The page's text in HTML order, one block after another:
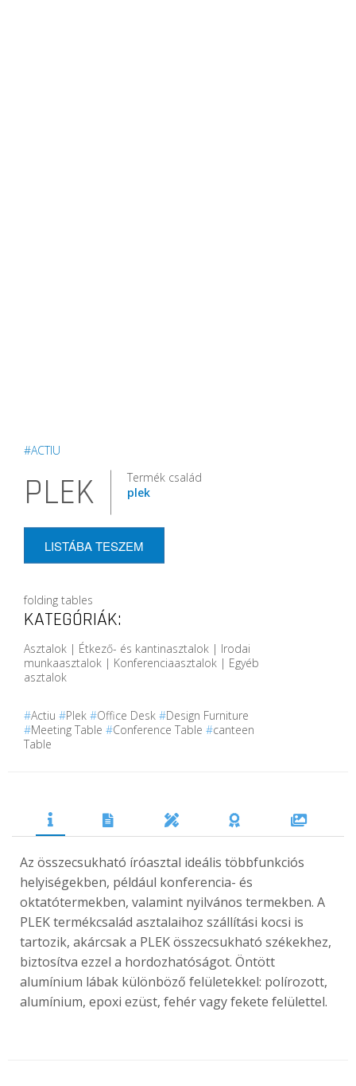
#ACTIU
PLEK
Termék család
plek
LISTÁBA TESZEM
folding tables
KATEGÓRIÁK:
Asztalok | Étkező- és kantinasztalok | Irodai
munkaasztalok | Konferenciaasztalok | Egyéb
asztalok
#Actiu #Plek #Office Desk #Design Furniture
#Meeting Table #Conference Table #canteen
Table
Az összecsukható íróasztal ideális többfunkciós
helyiségekben, például konferencia- és
oktatótermekben, valamint nyilvános termekben. A
PLEK termékcsalád asztalaihoz szállítási kocsi is
tartozik, akárcsak a PLEK összecsukható székekhez,
biztosítva ezzel a hordozhatóságot. Öntött
alumínium lábak különböző felületekkel: polírozott,
alumínium, epoxi ezüst, fehér vagy fekete felülettel.